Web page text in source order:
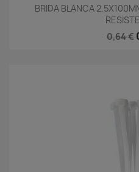
BRIDA BLANCA
0,64 €